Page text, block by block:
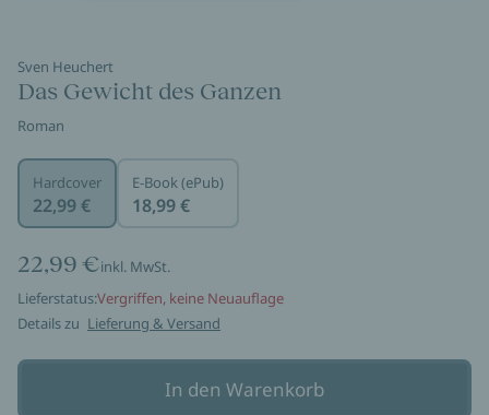
Sven Heuchert
Das Gewicht des Ganzen
Roman
Hardcover
22,99 €
E-Book (ePub)
18,99 €
22,99 €inkl. MwSt.
Lieferstatus:Vergriffen, keine Neuauflage
Details zu Lieferung & Versand
In den Warenkorb